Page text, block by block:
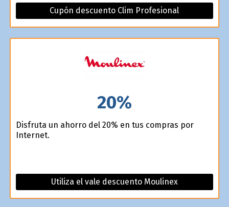
Cupón descuento Clim Profesional
20%
Disfruta un ahorro del 20% en tus compras por
Internet.
Utiliza el vale descuento Moulinex